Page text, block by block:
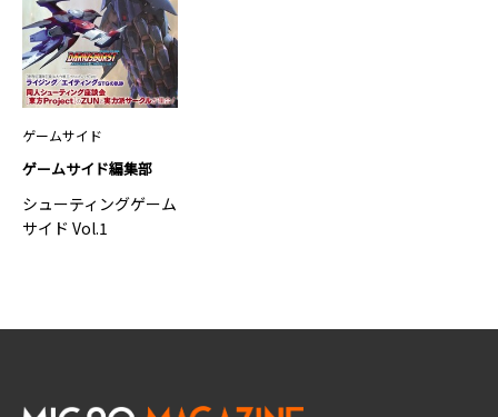
ゲームサイド
ゲームサイド編集部
シューティングゲーム
サイド Vol.1